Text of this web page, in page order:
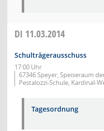
DI 11.03.2014
Schulträgerausschuss
17:00 Uhr
67346 Speyer, Speiseraum
Pestalozzi-Schule, Kardinal-
Tagesordnung